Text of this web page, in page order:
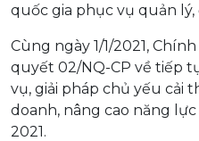
quốc gia phục vụ quản lý,
Cùng ngày 1/1/2021,
quyết 02/NQ-CP về tiếp
vụ, giải pháp chủ yếu cải
doanh, nâng cao năng
2021.